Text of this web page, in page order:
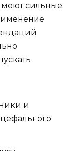
сильные
и